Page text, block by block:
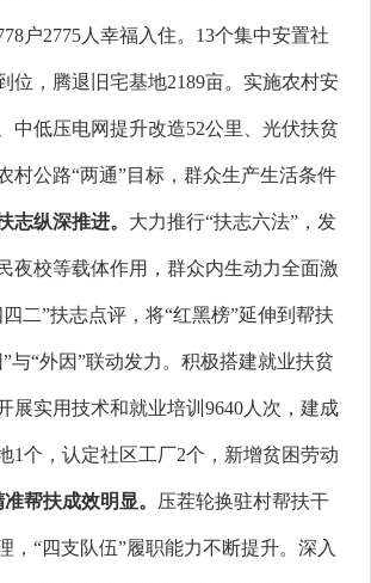
户2775人幸福入住。13个集中安置社
位，腾退旧宅基地2189亩。实施农村安
中低压电网提升改造52公里、光伏扶贫
村公路“两通”目标，群众生产生活条件
志纵深推进。 大力推行“扶志六法”，发
夜校等载体作用， 群众内生动力全面激
二”扶志点评，将“红黑榜”延伸到帮扶
与“外因”联动发力。 积极搭建就业扶贫
展实用技术和就业培训9640人次，建成
1个，认定社区工厂2个 ，新增贫困劳动
准帮扶成效明显。 压茬轮换驻村帮扶干
，“四支队伍”履职能力不断提升。深入